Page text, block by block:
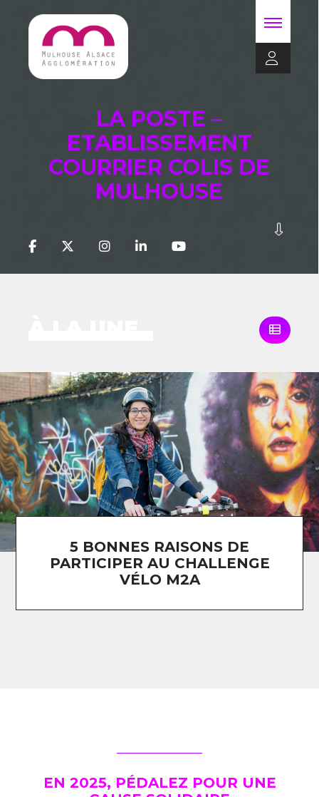
LA POSTE –
ETABLISSEMENT
COURRIER COLIS DE
MULHOUSE
5 BONNES RAISONS DE
PARTICIPER AU CHALLENGE
VÉLO M2A
EN 2025, PÉDALEZ POUR UNE